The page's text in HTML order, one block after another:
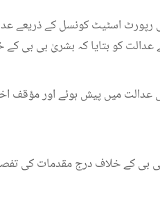
رپورٹ اسٹیٹ کونسل کے ذریعے
عدالت کو بتایا کہ بشریٰ بی بی
میں پیش ہوئے اور مؤقف
بی بی کے خلاف درج مقدمات کی